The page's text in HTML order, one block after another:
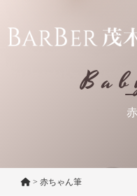
> 赤ちゃん筆